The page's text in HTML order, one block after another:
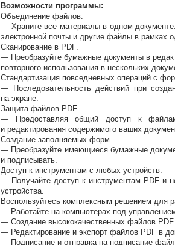
Возможности программы:
Объединение файлов.
— Храните все материалы в одном
электронной почты и другие файлы в рамках
Сканирование в PDF.
— Преобразуйте бумажные документы в
повторного использования в нескольких
Стандартизация повседневных операций с
— Последовательность действий при
на экране.
Защита файлов PDF.
— Предоставляя общий доступ к
и редактирования содержимого ваших
Создание заполняемых форм.
— Преобразуйте имеющиеся бумажные
и подписывать.
Доступ к инструментам с любых устройств.
— Получайте доступ к инструментам PDF и
устройства.
Воспользуйтесь комплексным решением для
— Работайте на компьютерах под
— Создание высококачественных файлов PDF.
— Редактирование и экспорт файлов PDF в
— Подписание и отправка на подписание